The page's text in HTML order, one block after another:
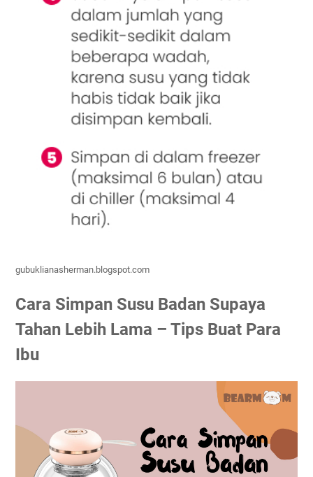
gubuklianasherman.blogspot.com
Cara Simpan Susu Badan Supaya
Tahan Lebih Lama – Tips Buat Para
Ibu